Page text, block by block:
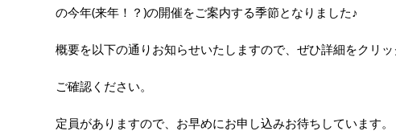
の今年(来年！？)の開催をご案内する季節となりました♪
概要を以下の通りお知らせいたしますので、ぜひ詳細をクリ
ご確認ください。
定員がありますので、お早めにお申し込みお待ちしています。